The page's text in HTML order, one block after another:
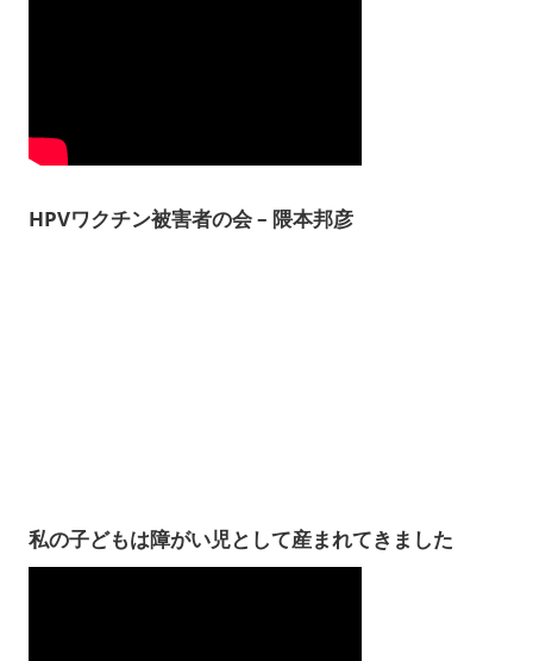
HPVワクチン被害者の会 – 隈本邦彦
私の子どもは障がい児として産まれてきました